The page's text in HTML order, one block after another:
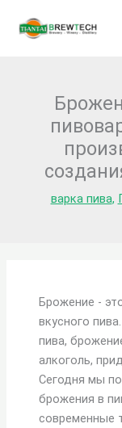
варка пива,
Брожение -
вкусного
пива,
алкоголь,
Сегодня мы
брожения в
современные